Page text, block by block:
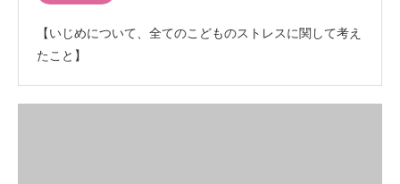
【いじめについて、全てのこどものストレスに関して考え
たこと】